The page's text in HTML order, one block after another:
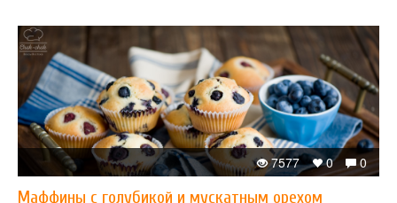
0
0
7577
Маффины с голубикой и мускатным орехом